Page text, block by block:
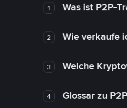
1 Was ist P2P-
2 Wie verkaufe
3 Welche
4 Glossar zu